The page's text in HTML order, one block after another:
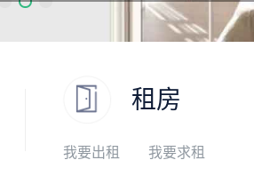
租房
我要出租 我要求租